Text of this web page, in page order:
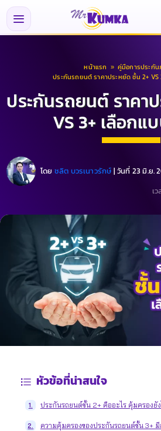
หน้าแรก » คู่มือการประกัน
ประกันรถยนต์ ราคาประหยัด ชั้น 2+ VS
ประกันรถยนต์ ราคา
VS 3+ เลือกแ
โดย ชลิต บวรเนาวรักษ์ | วันที่ 23 มิ.ย.
เ
หัวข้อที่น่าสนใจ
1. ประกันรถยนต์ชั้น 2+ คืออะไร คุ้มครองยัง
2. ความคุ้มครองของประกันรถยนต์ชั้น 3+ มี